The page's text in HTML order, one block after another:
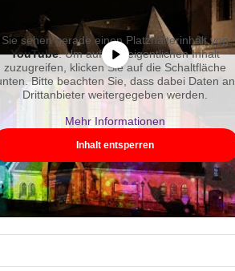
Sie sehen gerade einen Platzhalterinhalt von
YouTube. Um auf den eigentlichen Inhalt
zuzugreifen, klicken Sie auf die Schaltfläche
Bitte beachten Sie, dass dabei Daten an
Drittanbieter weitergegeben werden.
Mehr Informationen
Inhalt entsperren